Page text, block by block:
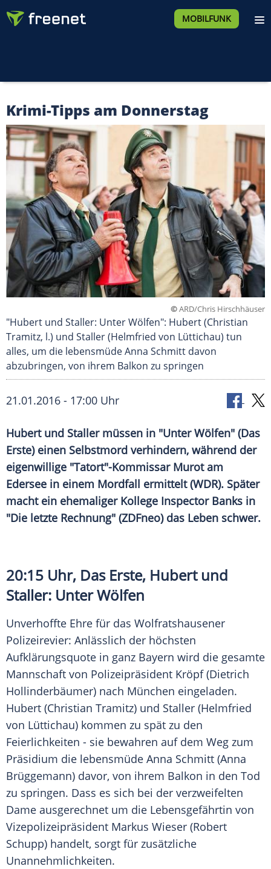
MOBILFUNK
Krimi-Tipps am Donnerstag
©ARD/Chris Hirschhäuser
"Hubert und Staller: Unter Wölfen": Hubert (Christian
Tramitz, l.) und Staller (Helmfried von Lüttichau) tun
alles, um die lebensmüde Anna Schmitt davon
abzubringen, von ihrem Balkon zu springen
21.01.2016 - 17:00 Uhr
Hubert und Staller müssen in "Unter Wölfen" (Das
Erste) einen Selbstmord verhindern, während der
eigenwillige "Tatort"-Kommissar Murot am
Edersee in einem Mordfall ermittelt (WDR). Später
macht ein ehemaliger Kollege Inspector Banks in
"Die letzte Rechnung" (ZDFneo) das Leben schwer.
20:15 Uhr, Das Erste, Hubert und
Staller: Unter Wölfen
Unverhoffte Ehre für das Wolfratshausener
Polizeirevier: Anlässlich der höchsten
Aufklärungsquote in ganz Bayern wird die gesamte
Mannschaft von Polizeipräsident Kröpf (Dietrich
Hollinderbäumer) nach München eingeladen.
Hubert (Christian Tramitz) und Staller (Helmfried
von Lüttichau) kommen zu spät zu den
Feierlichkeiten - sie bewahren auf dem Weg zum
Präsidium die lebensmüde Anna Schmitt (Anna
Brüggemann) davor, von ihrem Balkon in den Tod
zu springen. Dass es sich bei der verzweifelten
Dame ausgerechnet um die Lebensgefährtin von
Vizepolizeipräsident Markus Wieser (Robert
Schupp) handelt, sorgt für zusätzliche
Unannehmlichkeiten.